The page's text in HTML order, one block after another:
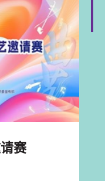
赛